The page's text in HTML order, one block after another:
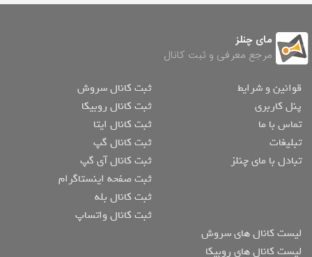
مای چنلز
مرجع معرفی و ثبت کانال
قوانین و شرایط
پنل کاربری
تماس با ما
تبلیغات
تبادل با مای چنلز
ثبت کانال سروش
ثبت کانال روبیکا
ثبت کانال ایتا
ثبت کانال گپ
ثبت کانال آی گپ
ثبت صفحه اینستاگرام
ثبت کانال بله
ثبت کانال واتساپ
لیست کانال های سروش
لیست کانال های روبیکا